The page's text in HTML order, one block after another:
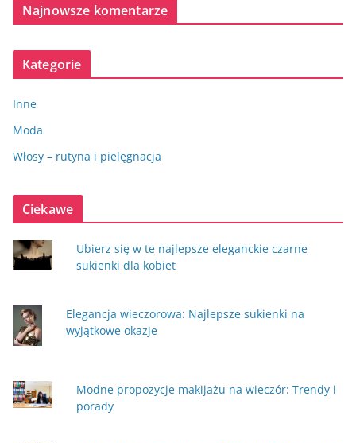
Najnowsze komentarze
Kategorie
Inne
Moda
Włosy – rutyna i pielęgnacja
Ciekawe
Ubierz się w te najlepsze eleganckie czarne
sukienki dla kobiet
Elegancja wieczorowa: Najlepsze sukienki na
wyjątkowe okazje
Modne propozycje makijażu na wieczór: Trendy i
porady